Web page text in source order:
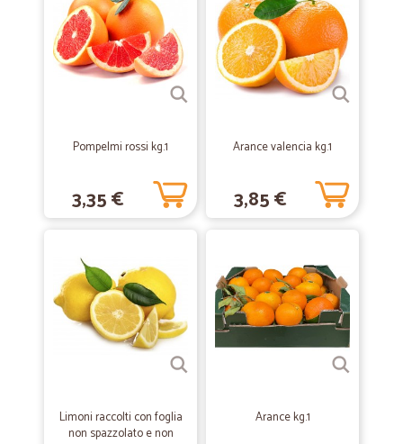
I prezzi sono nella media e le merci sono imballate bene.
19/08/2020
Angelo B.
Molto buono
18/12/2019
Alfio S.
STAFF Semplicemente FANTASTICI e Puntualissimi !
29/05/2019
—Paolo M.
Per ora … poco o niente da dire
Per ora … poco o niente da dire. La mia esperienza con questo market
Pompelmi rossi kg.1
3,35 €
Arance valencia kg.1
3,85 €
Limoni raccolti con foglia
non spazzolato e non
Arance kg.1